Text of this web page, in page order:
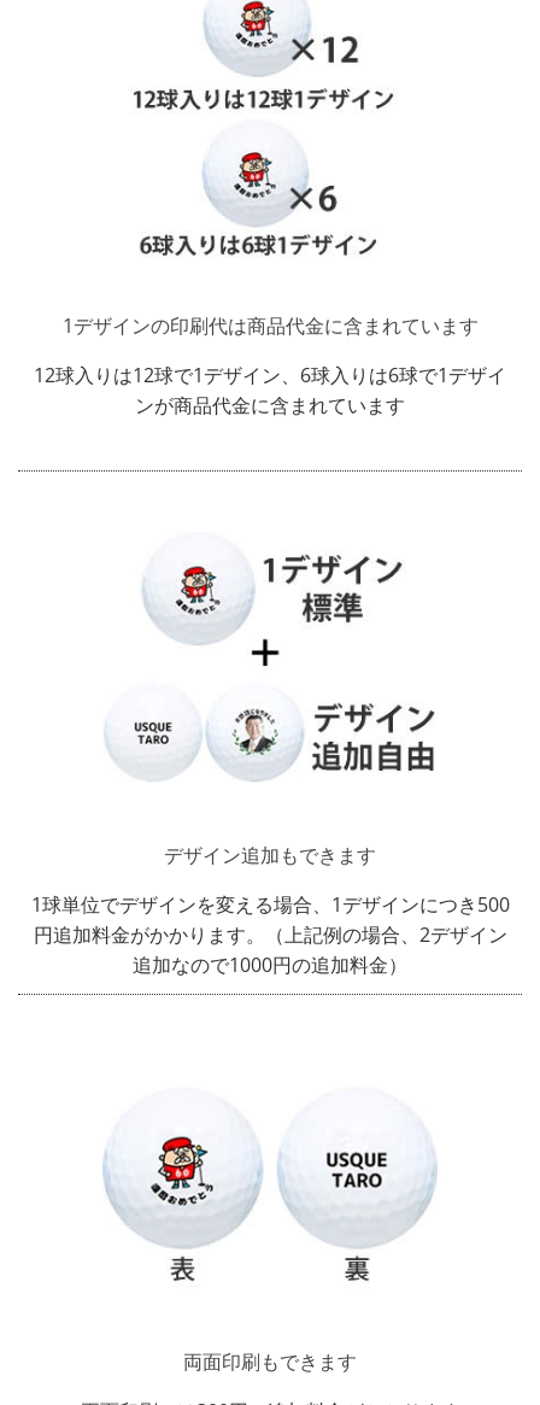
1デザインの印刷代は商品代金に含まれています
12球入りは12球で1デザイン、6球入りは6球で1デザイ
ンが商品代金に含まれています
デザイン追加もできます
1球単位でデザインを変える場合、1デザインにつき500
円追加料金がかかります。（上記例の場合、2デザイン
追加なので1000円の追加料金）
両面印刷もできます